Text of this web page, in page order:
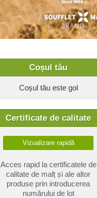
Coșul tău
Coșul tău este gol
Certificate de calitate
Vizualizare rapidă
Acces rapid la certificatele de
calitate de malț și ale altor
produse prin introducerea
numărului de lot